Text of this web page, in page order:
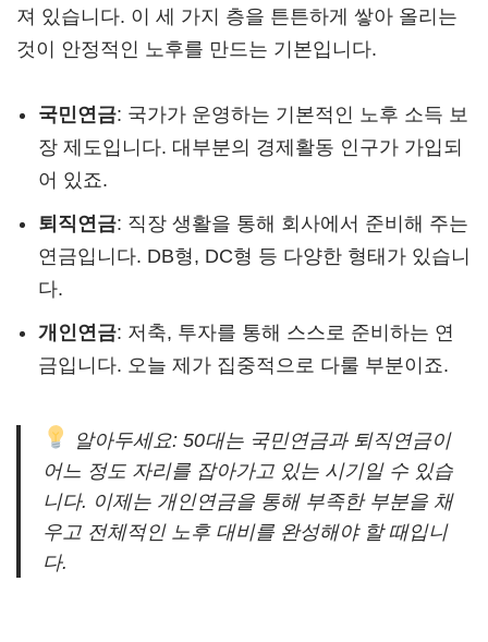
져 있습니다. 이 세 가지 층을 튼튼하게 쌓아 올리는
것이 안정적인 노후를 만드는 기본입니다.
국민연금: 국가가 운영하는 기본적인 노후 소득 보
장 제도입니다. 대부분의 경제활동 인구가 가입되
어 있죠.
퇴직연금: 직장 생활을 통해 회사에서 준비해 주는
연금입니다. DB형, DC형 등 다양한 형태가 있습니
다.
개인연금: 저축, 투자를 통해 스스로 준비하는 연
금입니다. 오늘 제가 집중적으로 다룰 부분이죠.
알아두세요: 50대는 국민연금과 퇴직연금이
어느 정도 자리를 잡아가고 있는 시기일 수 있습
니다. 이제는 개인연금을 통해 부족한 부분을 채
우고 전체적인 노후 대비를 완성해야 할 때입니
다.